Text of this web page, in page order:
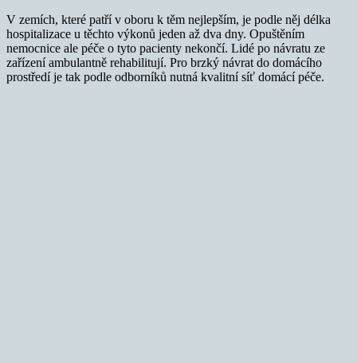
V zemích, které patří v oboru k těm nejlepším, je podle něj délka
hospitalizace u těchto výkonů jeden až dva dny. Opuštěním
nemocnice ale péče o tyto pacienty nekončí. Lidé po návratu ze
zařízení ambulantně rehabilitují. Pro brzký návrat do domácího
prostředí je tak podle odborníků nutná kvalitní síť domácí péče.